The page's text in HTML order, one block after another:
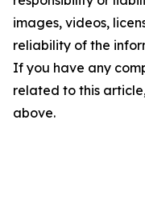
images, videos,
reliability of the
If you have any
related to this
above.